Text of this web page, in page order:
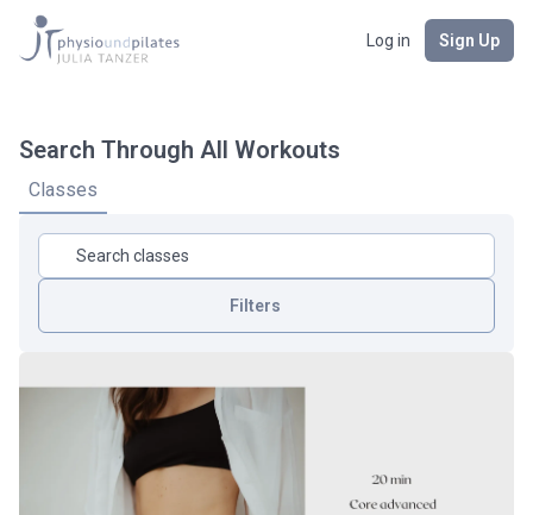
Log in Sign Up
Search Through All Workouts
Classes
Filters
Intensität